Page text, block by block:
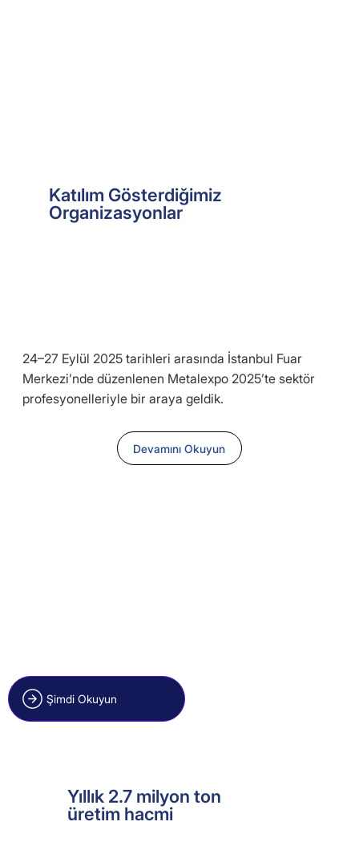
Şimdi Okuyun
Yıllık 2.7 milyon ton
üretim hacmi
Katılım Gösterdiğimiz
Organizasyonlar
24–27 Eylül 2025 tarihleri arasında İstanbul Fuar
Merkezi’nde düzenlenen Metalexpo 2025’te sektör
profesyonelleriyle bir araya geldik.
Devamını Okuyun